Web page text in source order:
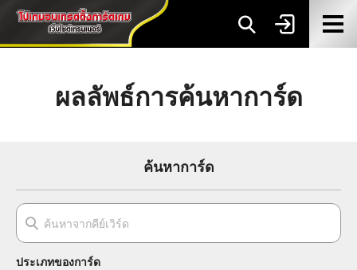
ผลลัพธ์การค้นหาการ์ด
ค้นหาการ์ด
ประเภทของการ์ด